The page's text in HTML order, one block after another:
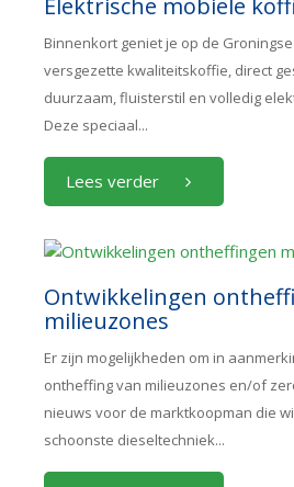
Elektrische mobiele
Binnenkort geniet je op de
versgezette kwaliteitskoffie, direct
duurzaam, fluisterstil en volledig
Deze speciaal...
Lees verder
Ontwikkelingen
milieuzones
Er zijn mogelijkheden om in
ontheffing van milieuzones en/of
nieuws voor de marktkoopman die
schoonste dieseltechniek...